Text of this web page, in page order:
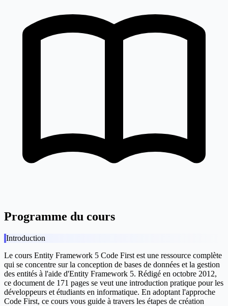
Programme du cours
Introduction
Le cours Entity Framework 5 Code First est une ressource complète
qui se concentre sur la conception de bases de données et la gestion
des entités à l'aide d'Entity Framework 5. Rédigé en octobre 2012,
ce document de 171 pages se veut une introduction pratique pour les
développeurs et étudiants en informatique. En adoptant l'approche
Code First, ce cours vous guide à travers les étapes de création